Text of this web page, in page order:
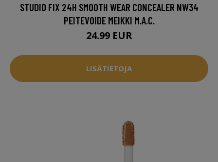
STUDIO FIX 24H SMOOTH WEAR CONCEALER NW34
PEITEVOIDE MEIKKI M.A.C.
24.99 EUR
LISÄTIETOJA